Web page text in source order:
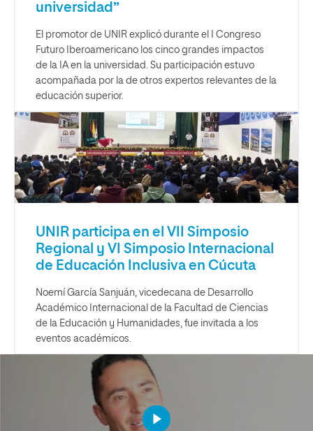
universidad”
El promotor de UNIR explicó durante el I Congreso
Futuro Iberoamericano los cinco grandes impactos
de la IA en la universidad. Su participación estuvo
acompañada por la de otros expertos relevantes de la
educación superior.
UNIR participa en el VII Simposio
Regional y VI Simposio Internacional
de Educación Inclusiva en Cúcuta
Noemí García Sanjuán, vicedecana de Desarrollo
Académico Internacional de la Facultad de Ciencias
de la Educación y Humanidades, fue invitada a los
eventos académicos.